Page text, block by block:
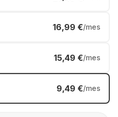
16,99 €/mes
15,49 €/mes
9,49 €/mes